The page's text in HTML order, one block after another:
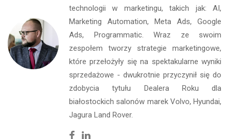
technologii w marketingu, takich jak: AI,
Marketing Automation, Meta Ads, Google
Ads, Programmatic. Wraz ze swoim
zespołem tworzy strategie marketingowe,
które przełożyły się na spektakularne wyniki
sprzedażowe - dwukrotnie przyczynił się do
zdobycia tytułu Dealera Roku dla
białostockich salonów marek Volvo, Hyundai,
Jagura Land Rover.
Facebook
Linkedin